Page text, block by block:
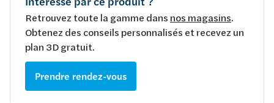
Retrouvez toute la gamme dans nos magasins.
Obtenez des conseils personnalisés et recevez un
plan 3D gratuit.
Prendre rendez-vous